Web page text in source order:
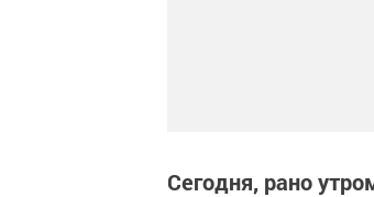
Сегодня, рано